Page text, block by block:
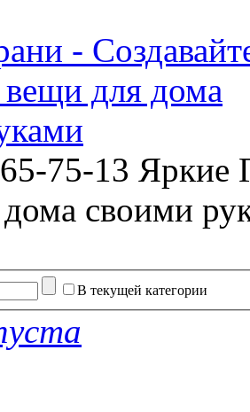
75-13 Яркие
своими
В текущей категории